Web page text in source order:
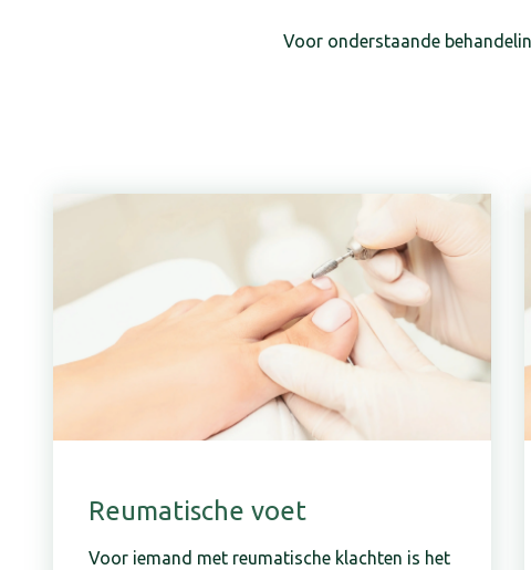
Voor onderstaande
Reumatische voet
Voor iemand met reumatische klachten is het